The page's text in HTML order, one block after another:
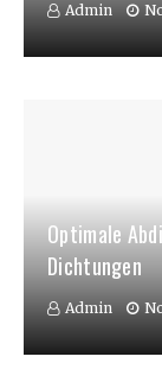
Admin
Optimale
Dichtungen
Admin